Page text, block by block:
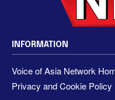
INFORMATION
Voice of Asia Network
Privacy and Cookie Policy